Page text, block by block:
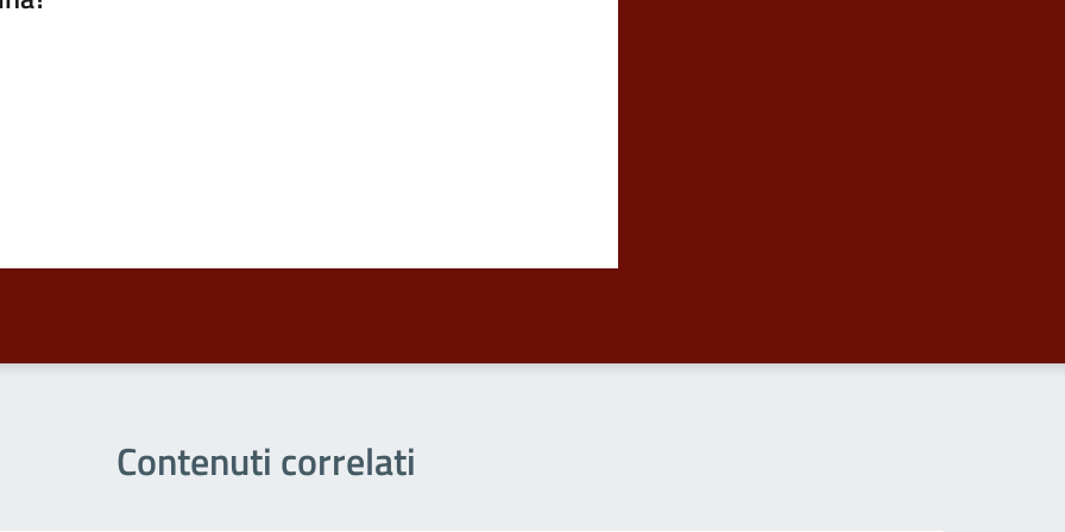
5 stelle su 5
4 stelle su 5
3 stelle su 5
2 stelle su 5
Contenuti correlati